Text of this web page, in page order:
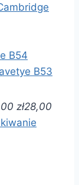
B54
B53
zł28,00